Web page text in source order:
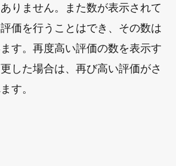
りません。また数が表示されて
価を行うことはでき、その数は
す。再度高い評価の数を表示す
した場合は、再び高い評価がさ
す。